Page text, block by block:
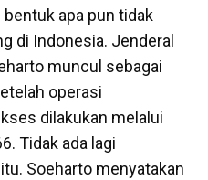
apa pun tidak
di Indonesia. Jenderal
muncul sebagai
operasi
dilakukan melalui
Tidak ada lagi
Soeharto menyatakan